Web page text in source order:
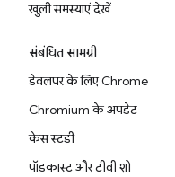
खुली समस्याएं देखें
संबंधित सामग्री
डेवलपर के लिए Chrome
Chromium के अपडेट
केस स्टडी
पॉडकास्ट और टीवी शो